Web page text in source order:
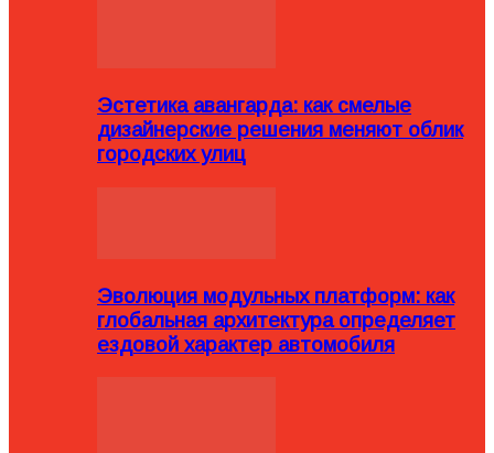
Эстетика авангарда: как смелые
дизайнерские решения меняют облик
городских улиц
Эволюция модульных платформ: как
глобальная архитектура определяет
ездовой характер автомобиля